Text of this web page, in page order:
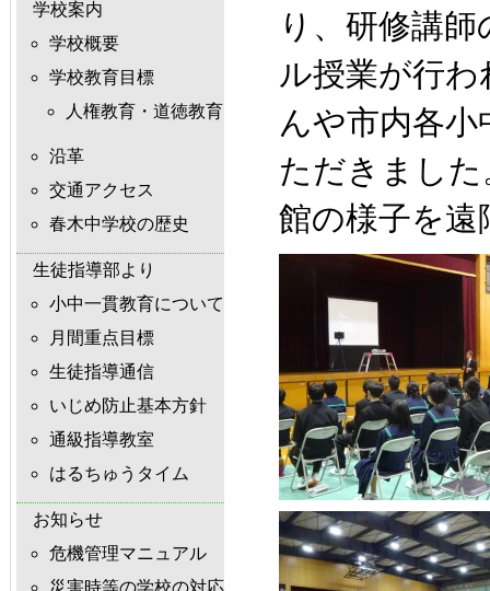
学校案内
学校概要
学校教育目標
人権教育・道徳教育
沿革
交通アクセス
春木中学校の歴史
生徒指導部より
小中一貫教育について
月間重点目標
生徒指導通信
いじめ防止基本方針
通級指導教室
はるちゅうタイム
お知らせ
危機管理マニュアル
災害時等の学校の対応
り、研修講
ル授業が行
んや市内各
ただきまし
館の様子を遠